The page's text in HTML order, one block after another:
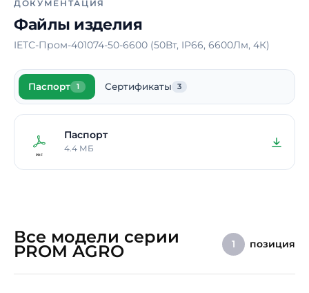
режиме
Способ монтажа
Подвесной
Длина
1040 мм
Ширина
Высота / Глубина
Срок службы светодиодов
В реестре Минпромторга
Нет
ДОКУМЕНТАЦИЯ
Файлы изделия
IETC-Пром-401074-50-6600 (50Вт, IP66, 6600Лм, 4К)
Паспорт 1 Сертификаты 3
Паспорт
4.4 МБ
Все модели серии
PROM AGRO 1 позиция